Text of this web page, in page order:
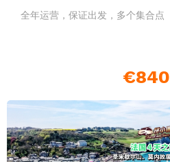
全年运营，保证出发，多个集合点
€840